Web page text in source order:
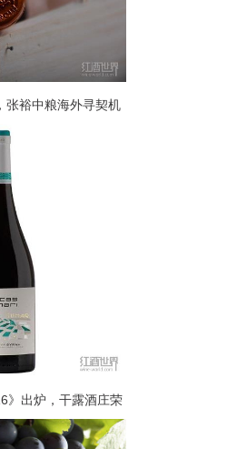
张裕中粮海外寻契机
》出炉，干露酒庄荣
西拉”